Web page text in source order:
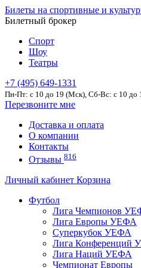
Билеты на спортивные и
Билетный брокер
Спорт
Шоу
Театры
+7 (495) 649-1331
Пн-Пт: c 10 до 19 (Мск), Сб-Вс: с 10 до
Перезвоните мне
Доставка и оплата
О компании
Контакты
Отзывы 816
Личный кабинет Корзина
Футбол
Лига Чемпионов
Лига Европы УЕФА
Суперкубок УЕФА
Лига Конференций
Лига Наций УЕФА
Чемпионат Европы